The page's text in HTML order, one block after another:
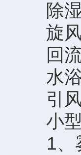
除湿
旋风
回流
水浴
引风
小型
1、雾